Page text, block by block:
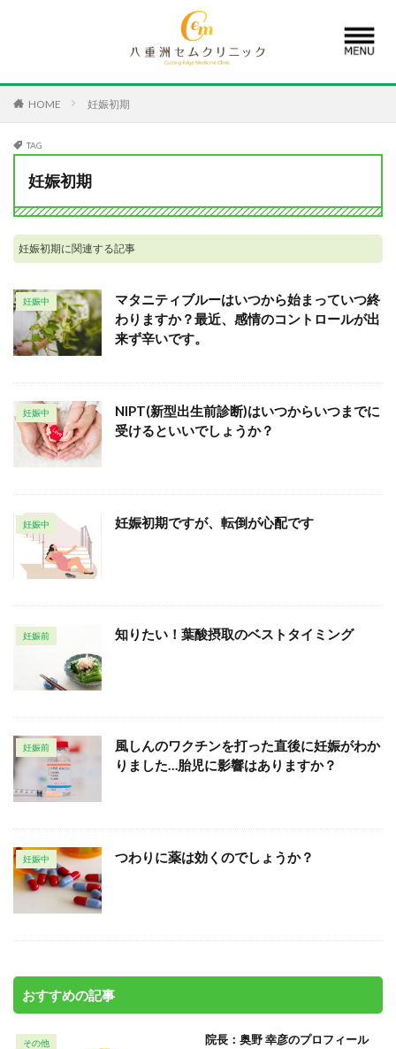
院長の紹介
新型出生前診断
(NIPT)
HOME 妊娠初期
TAG
妊娠初期
妊娠初期に関連する記事
妊娠中
マタニティブルーはいつから始まっていつ終
わりますか？最近、感情のコントロールが出
来ず辛いです。
妊娠中
NIPT(新型出生前診断)はいつからいつまでに
受けるといいでしょうか？
妊娠中 妊娠初期ですが、転倒が心配です
妊娠前 知りたい！葉酸摂取のベストタイミング
妊娠前
風しんのワクチンを打った直後に妊娠がわか
りました…胎児に影響はありますか？
妊娠中 つわりに薬は効くのでしょうか？
おすすめの記事
その他 院長：奥野 幸彦のプロフィール